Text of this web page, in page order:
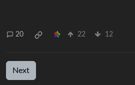
20 22 12
Next